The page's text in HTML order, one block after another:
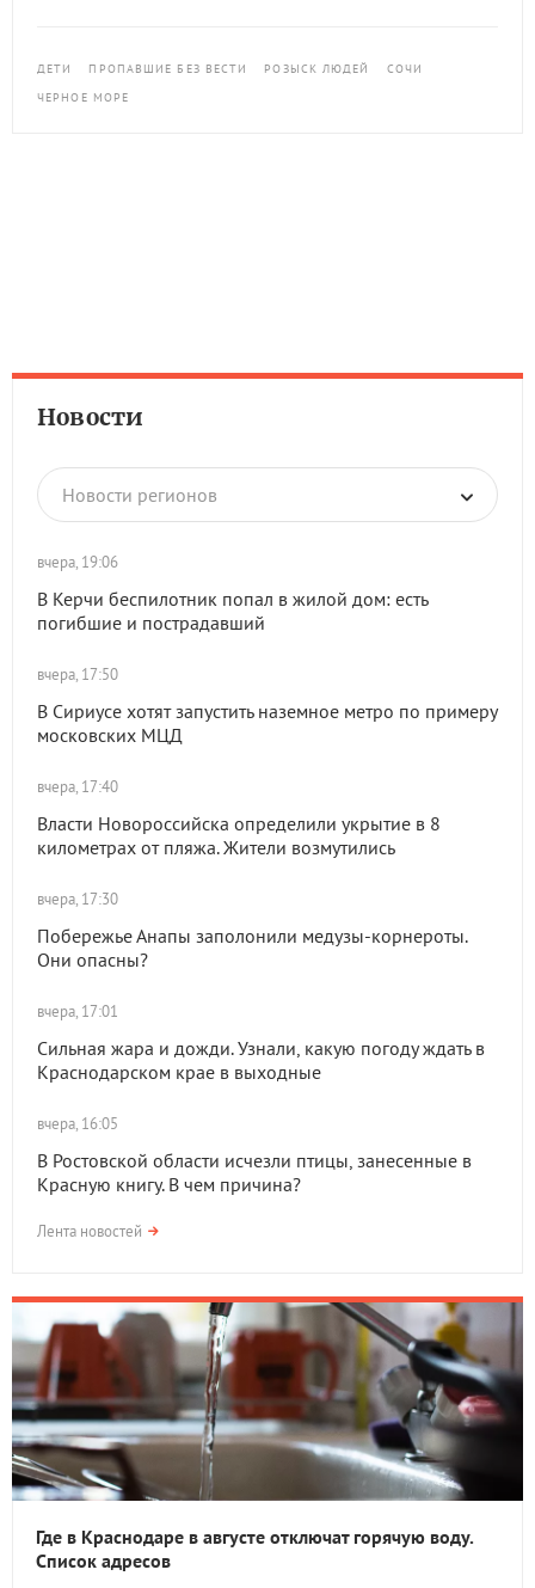
ДЕТИ ПРОПАВШИЕ БЕЗ ВЕСТИ РОЗЫСК ЛЮДЕЙ
СОЧИ
ЧЕРНОЕ МОРЕ
Новости
Новости регионов
вчера, 19:06
В Керчи беспилотник попал в жилой дом: есть
погибшие и пострадавший
вчера, 17:50
В Сириусе хотят запустить наземное метро по примеру
московских МЦД
вчера, 17:40
Власти Новороссийска определили укрытие в 8
километрах от пляжа. Жители возмутились
вчера, 17:30
Побережье Анапы заполонили медузы-корнероты.
Они опасны?
вчера, 17:01
Сильная жара и дожди. Узнали, какую погоду ждать в
Краснодарском крае в выходные
вчера, 16:05
В Ростовской области исчезли птицы, занесенные в
Красную книгу. В чем причина?
Лента новостей
Где в Краснодаре в августе отключат горячую воду.
Список адресов